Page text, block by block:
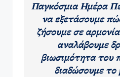
Παγκόσμια Ημέρα
να εξετάσουμε
ζήσουμε σε
αναλάβουμε
βιωσιμότητα του
διαδώσουμε το